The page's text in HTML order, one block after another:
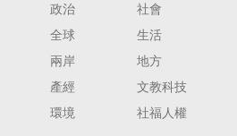
政治
社會
全球
生活
兩岸
地方
產經
文教科技
環境
社福人權